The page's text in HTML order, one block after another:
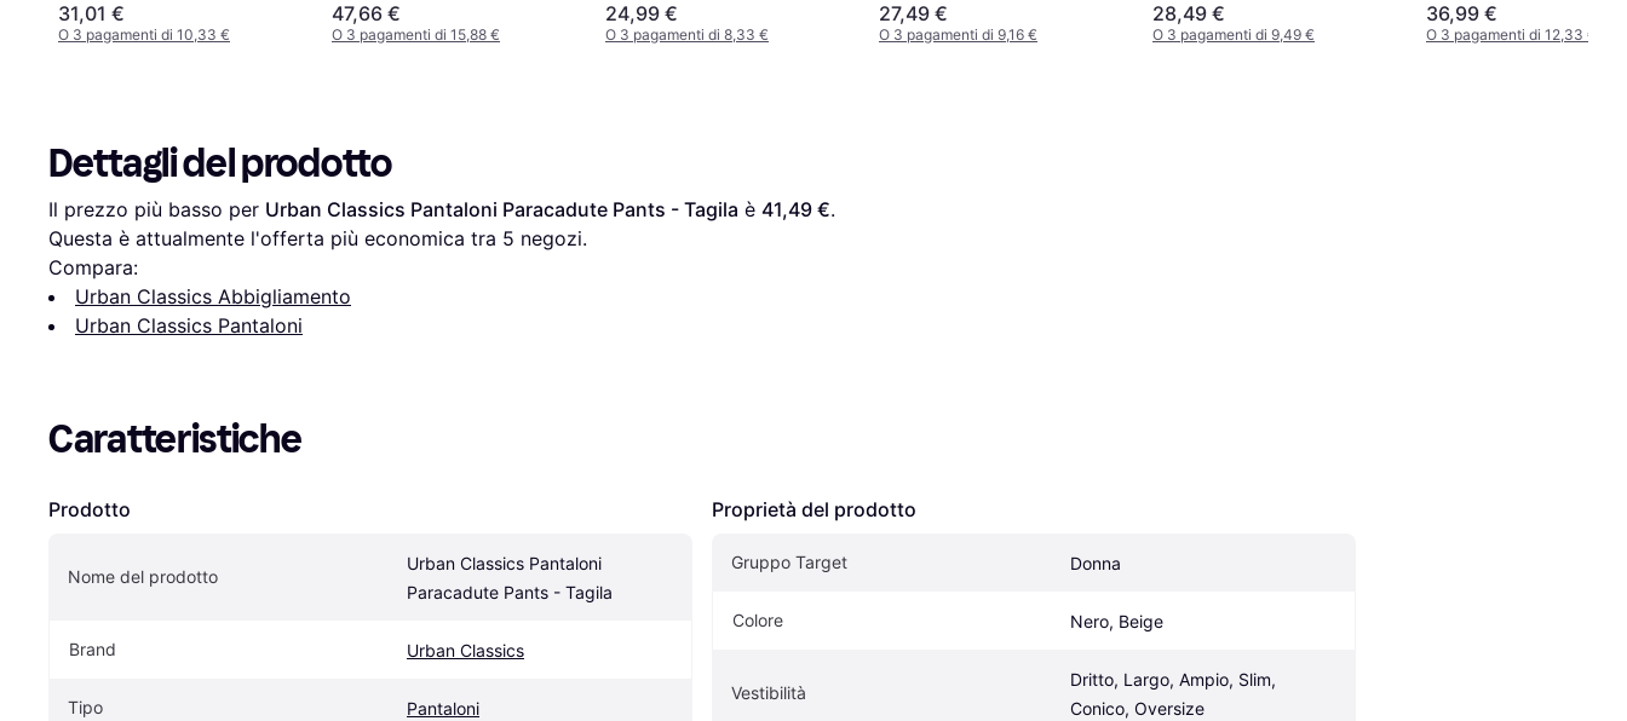
31,01 €
O 3 pagamenti di 10,33 €
47,66 €
O 3 pagamenti di 15,88 €
24,99 €
O 3 pagamenti di 8,33 €
27,49 €
O 3 pagamenti di 9,16 €
28,49 €
O 3 pagamenti di 9,49 €
36,99 €
O 3 pagamenti di 12,33 €
Dettagli del prodotto
Il prezzo più basso per Urban Classics Pantaloni Paracadute Pants - Tagila è 41,49 €.
Questa è attualmente l'offerta più economica tra 5 negozi.
Compara:
Urban Classics Abbigliamento
Urban Classics Pantaloni
Caratteristiche
Prodotto
Nome del prodotto
Urban Classics Pantaloni
Paracadute Pants - Tagila
Brand Urban Classics
Tipo Pantaloni
Proprietà del prodotto
Gruppo Target Donna
Colore Nero, Beige
Vestibilità
Dritto, Largo, Ampio, Slim,
Conico, Oversize